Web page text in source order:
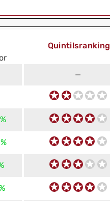
Quintilsranking
—